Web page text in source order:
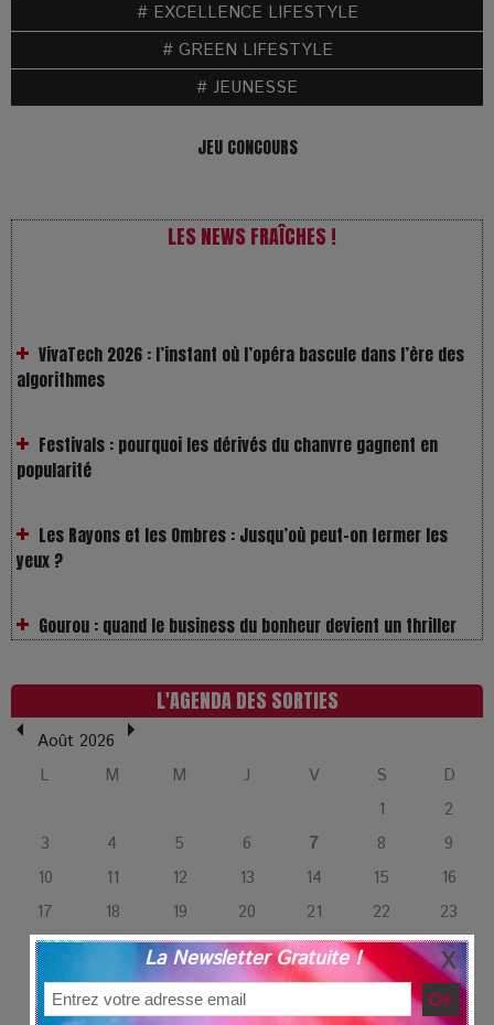
# EXCELLENCE LIFESTYLE
# GREEN LIFESTYLE
# JEUNESSE
JEU CONCOURS
LES NEWS FRAÎCHES !
algorithmes
popularité
yeux ?
réseaux
L’Affaire Bojarski : entre faux billets et vraie tragédie
humaine
L’or blanc à la croisée des chemins : Rumilly interroge
psychologique qui a conquis le monde !
La Condition : Sous le vernis de la bourgeoisie, la violence
L'AGENDA DES SORTIES
Août 2026
L
M M J V S
D
1
2
3
4 5 6 7 8
9
10
11 12 13 14 15
16
17
18 19 20 21 22
23
24
25 26 27 28 29
30
31
La Newsletter Gratuite !